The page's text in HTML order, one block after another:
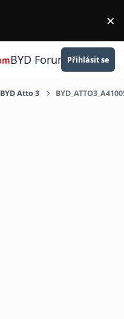
×
BYD Forum Přihlásit se
BYD Atto 3